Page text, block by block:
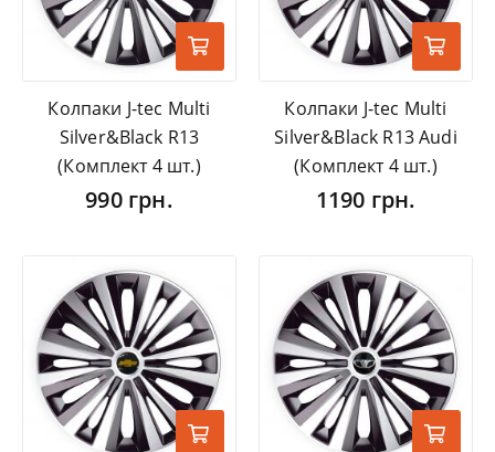
Колпаки J-tec Multi
Silver&Black R13
(Комплект 4 шт.)
990 грн.
Колпаки J-tec Multi
Silver&Black R13 Audi
(Комплект 4 шт.)
1190 грн.